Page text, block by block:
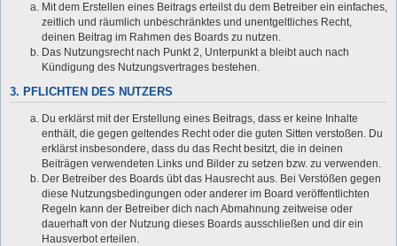
Mit dem Erstellen eines Beitrags erteilst du dem Betreiber ein einfaches,
zeitlich und räumlich unbeschränktes und unentgeltliches Recht,
deinen Beitrag im Rahmen des Boards zu nutzen.
Das Nutzungsrecht nach Punkt 2, Unterpunkt a bleibt auch nach
Kündigung des Nutzungsvertrages bestehen.
3. PFLICHTEN DES NUTZERS
Du erklärst mit der Erstellung eines Beitrags, dass er keine Inhalte
enthält, die gegen geltendes Recht oder die guten Sitten verstoßen. Du
erklärst insbesondere, dass du das Recht besitzt, die in deinen
Beiträgen verwendeten Links und Bilder zu setzen bzw. zu verwenden.
Der Betreiber des Boards übt das Hausrecht aus. Bei Verstößen gegen
diese Nutzungsbedingungen oder anderer im Board veröffentlichten
Regeln kann der Betreiber dich nach Abmahnung zeitweise oder
dauerhaft von der Nutzung dieses Boards ausschließen und dir ein
Hausverbot erteilen.